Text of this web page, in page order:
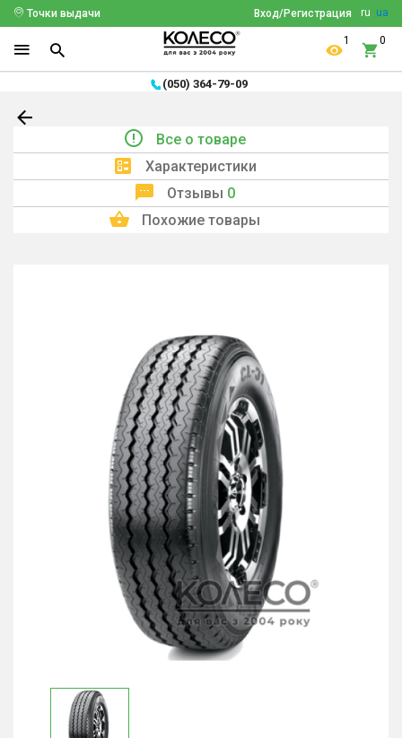
ru ua
Вход/Регистрация
Точки выдачи
1 0
(050) 364-79-09
Все о товаре
Характеристики
Отзывы 0
Похожие товары